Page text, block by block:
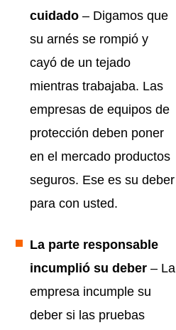
cuidado – Digamos que
su arnés se rompió y
cayó de un tejado
mientras trabajaba. Las
empresas de equipos de
protección deben poner
en el mercado productos
seguros. Ese es su deber
para con usted.
La parte responsable
incumplió su deber – La
empresa incumple su
deber si las pruebas